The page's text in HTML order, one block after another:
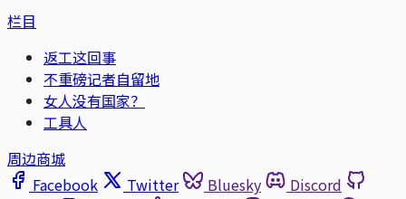
栏目
返工这回事
不重磅记者自留地
女人没有国家？
工具人
周边商城
Facebook
Twitter Bluesky
Discord